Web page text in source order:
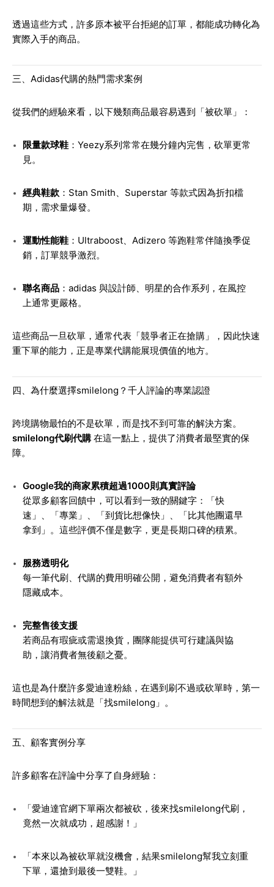
透過這些方式，許多原本被平台拒絕的訂單，都能成功轉化為
實際入手的商品。
三、Adidas代購的熱門需求案例
從我們的經驗來看，以下幾類商品最容易遇到「被砍單」：
限量款球鞋：Yeezy系列常常在幾分鐘內完售，砍單更常
見。
經典鞋款：Stan Smith、Superstar 等款式因為折扣檔
期，需求量爆發。
運動性能鞋：Ultraboost、Adizero 等跑鞋常伴隨換季促
銷，訂單競爭激烈。
聯名商品：adidas 與設計師、明星的合作系列，在風控
上通常更嚴格。
這些商品一旦砍單，通常代表「競爭者正在搶購」，因此快速
重下單的能力，正是專業代購能展現價值的地方。
四、為什麼選擇smilelong？千人評論的專業認證
跨境購物最怕的不是砍單，而是找不到可靠的解決方案。
smilelong代刷代購 在這一點上，提供了消費者最堅實的保
障。
Google我的商家累積超過1000則真實評論
從眾多顧客回饋中，可以看到一致的關鍵字：「快
速」、「專業」、「到貨比想像快」、「比其他團還早
拿到」。這些評價不僅是數字，更是長期口碑的積累。
服務透明化
每一筆代刷、代購的費用明確公開，避免消費者有額外
隱藏成本。
完整售後支援
若商品有瑕疵或需退換貨，團隊能提供可行建議與協
助，讓消費者無後顧之憂。
這也是為什麼許多愛迪達粉絲，在遇到刷不過或砍單時，第一
時間想到的解法就是「找smilelong」。
五、顧客實例分享
許多顧客在評論中分享了自身經驗：
「愛迪達官網下單兩次都被砍，後來找smilelong代刷，
竟然一次就成功，超感謝！」
「本來以為被砍單就沒機會，結果smilelong幫我立刻重
下單，還搶到最後一雙鞋。」